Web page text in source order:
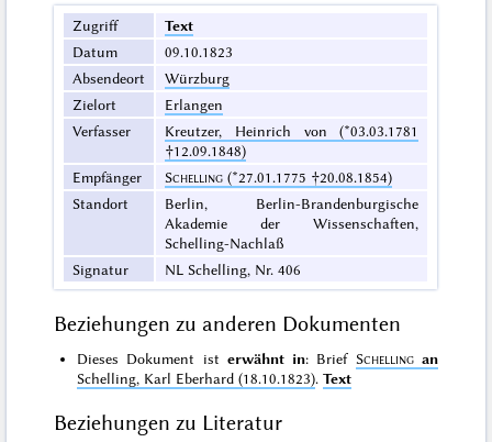
Zugriff
Text
Datum
09.10.1823
Absendeort
Würzburg
Zielort
Erlangen
Verfasser
Kreutzer, Heinrich von (*03.03.1781
†12.09.1848)
Empfänger
Schelling (*27.01.1775 †20.08.1854)
Standort
Berlin, Berlin-Brandenburgische
Akademie der Wissenschaften,
Schelling-Nachlaß
Signatur
NL Schelling, Nr. 406
Beziehungen zu anderen Dokumenten
Dieses Dokument ist erwähnt in: Brief Schelling an
Schelling, Karl Eberhard (18.10.1823).Text
Beziehungen zu Literatur